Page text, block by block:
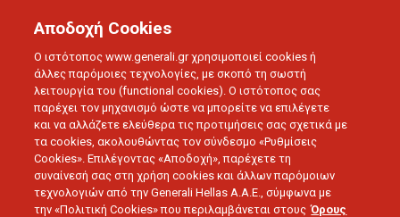
BLOG
ΟΜΙΛΟΣ GENERALI
ΣΤΟΝ DOW JONES SUSTAINABILITY WORLD INDEX Ο ΟΜΙΛΟΣ
GENERALI
17.09.2019 - 5 λεπτά ανάγνωσης
Αποδοχή Cookies
Ο ιστότοπος www.generali.gr χρησιμοποιεί cookies ή
άλλες παρόμοιες τεχνολογίες, με σκοπό τη σωστή
λειτουργία του (functional cookies). Ο ιστότοπος σας
παρέχει τον μηχανισμό ώστε να μπορείτε να επιλέγετε
και να αλλάζετε ελεύθερα τις προτιμήσεις σας σχετικά με
τα cookies, ακολουθώντας τον σύνδεσμο «Ρυθμίσεις
Cookies». Επιλέγοντας «Αποδοχή», παρέχετε τη
συναίνεσή σας στη χρήση cookies και άλλων παρόμοιων
τεχνολογιών από την Generali Hellas A.A.E., σύμφωνα με
την «Πολιτική Cookies» που περιλαμβάνεται στους Όρους